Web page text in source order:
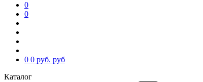
0
0
0 0 руб. руб
Каталог